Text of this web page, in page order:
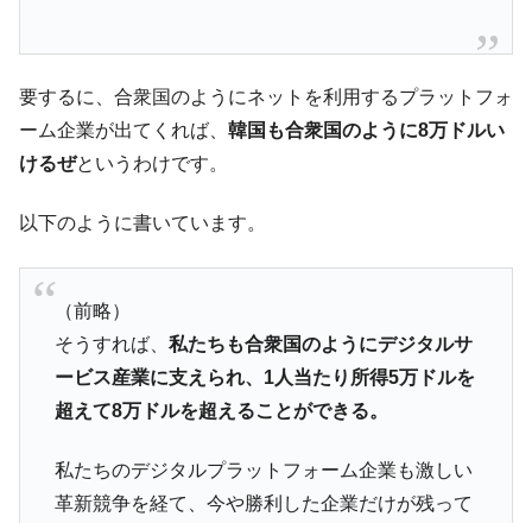
だった選手とは？
Fact1
甲子園通算本塁打、最多の清原に次いで多く打っ
ている意外な選手とは？
要するに、合衆国のようにネットを利用するプラットフォ
ーム企業が出てくれば、 韓国も合衆国のように8万ドルい
けるぜというわけです。
以下のように書いています。
（前略）
そうすれば、 私たちも合衆国のようにデジタルサ
ービス産業に支えられ、1人当たり所得5万ドルを
超えて8万ドルを超えることができる。
私たちのデジタルプラットフォーム企業も激しい
革新競争を経て、今や勝利した企業だけが残って